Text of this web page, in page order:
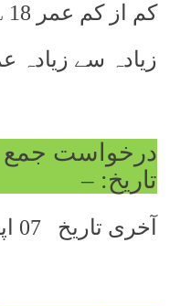
کم از کم عمر 18 سال ہے
زیادہ سے زیادہ
درخواست جمع
تاریخ: –
آخری تاریخ 07 اپریل 2021 ہے